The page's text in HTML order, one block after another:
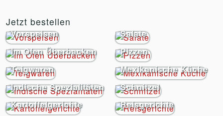
Jetzt bestellen
Vorspeisen
Salate
Im Ofen Überbacken
Pizzen
Teigwaren
Mexikanische Küche
Indische Spezialitäten
Schnitzel
Kartoffelgerichte
Reisgerichte